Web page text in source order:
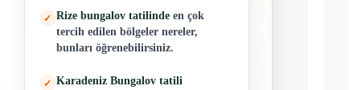
✓ Rize bungalov tatilindeen çok
tercih edilen bölgeler nereler,
bunları öğrenebilirsiniz.
✓ Karadeniz Bungalov tatili